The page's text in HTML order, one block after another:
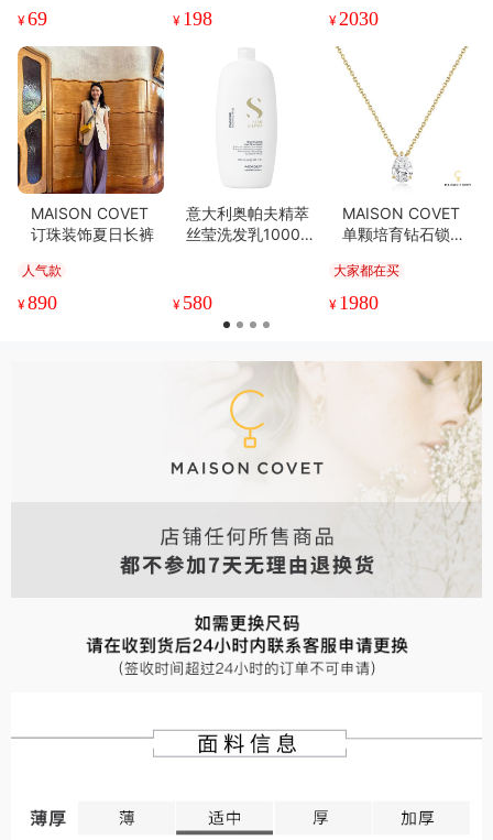
¥69 ¥ 198 ¥2030
MAISON COVET
订珠装饰夏日长裤
人气款
¥890
意大利奥帕夫精萃
丝莹洗发乳1000ml
¥ 580
MAISON COVET
单颗培育钻石锁骨
大家都在买
¥ 1980